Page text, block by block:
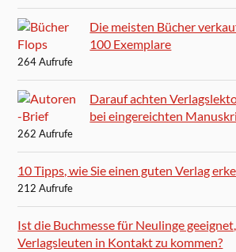
Die meisten Bücher
100 Exemplare
264 Aufrufe
Darauf achten
bei eingereichten
262 Aufrufe
10 Tipps, wie Sie einen guten Verlag
212 Aufrufe
Ist die Buchmesse für Neulinge
Verlagsleuten in Kontakt zu kommen?